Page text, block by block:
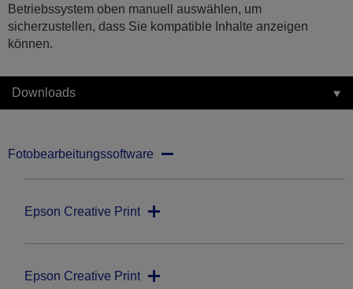
Betriebssystem oben manuell auswählen, um
sicherzustellen, dass Sie kompatible Inhalte anzeigen
können.
Downloads
Fotobearbeitungssoftware
Epson Creative Print
Epson Creative Print